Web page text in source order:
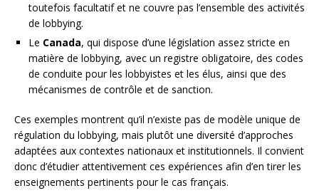
toutefois facultatif et ne couvre pas l’ensemble des activités
de lobbying.
Le Canada, qui dispose d’une législation assez stricte en
matière de lobbying, avec un registre obligatoire, des codes
de conduite pour les lobbyistes et les élus, ainsi que des
mécanismes de contrôle et de sanction.
Ces exemples montrent qu’il n’existe pas de modèle unique de
régulation du lobbying, mais plutôt une diversité d’approches
adaptées aux contextes nationaux et institutionnels. Il convient
donc d’étudier attentivement ces expériences afin d’en tirer les
enseignements pertinents pour le cas français.